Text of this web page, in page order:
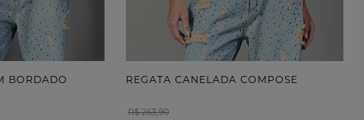
BORDADO REGATA CANELADA COMPOSE
R$ 263,90